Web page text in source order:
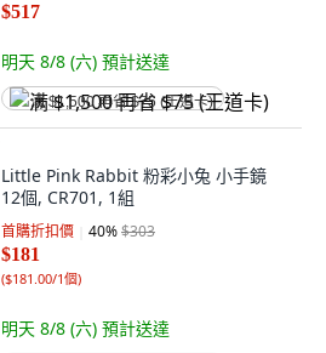
$517
明天 8/8 (六) 預計送達
满 $1,500 再省 $75 (王道卡)
Little Pink Rabbit 粉彩小兔 小手鏡
12個, CR701, 1組
首購折扣價 40%$303
$181
($181.00/1個)
明天 8/8 (六) 預計送達